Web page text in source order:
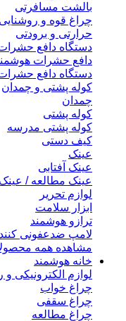
بالشت مسافرتی
چراغ قوه و روشنایی
حرارتی و برودتی
دستگاه دافع
دافع حشرات
دستگاه دافع
کوله پشتی و چمدان
چمدان
کوله پشتی
کوله پشتی مدرسه
کیف دستی
عینک
عینک آفتابی
عینک مطالعه / عینک
لوازم تحریر
ابزار سلامت
ترازو هوشمند
لامپ ضدعفونی
مشاهده همه
خانه هوشمند
لوازم الکترونیکی
چراغ خواب
چراغ سقفی
چراغ مطالعه